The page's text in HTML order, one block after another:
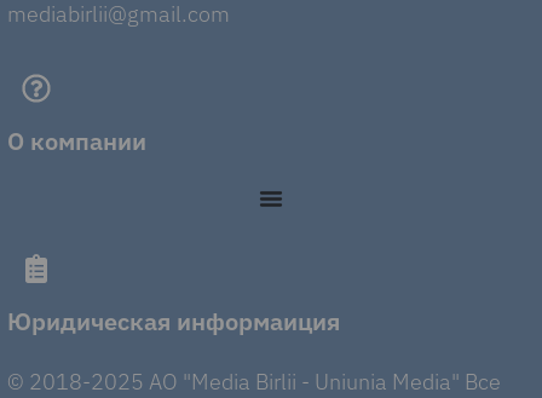
mediabirlii@gmail.com
О компании
Юридическая информаиция
© 2018-2025 AO "Media Birlii - Uniunia Media" Все